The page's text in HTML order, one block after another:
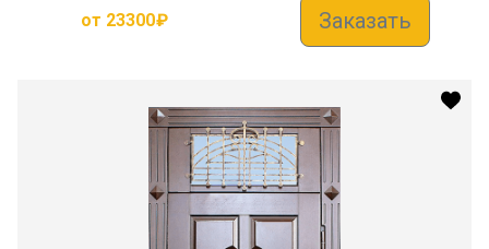
от 23300₽ Заказать